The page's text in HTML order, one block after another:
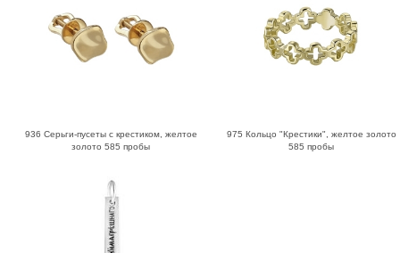
936 Серьги-пусеты с крестиком, желтое
золото 585 пробы
975 Кольцо "Крестики", желтое золото
585 пробы